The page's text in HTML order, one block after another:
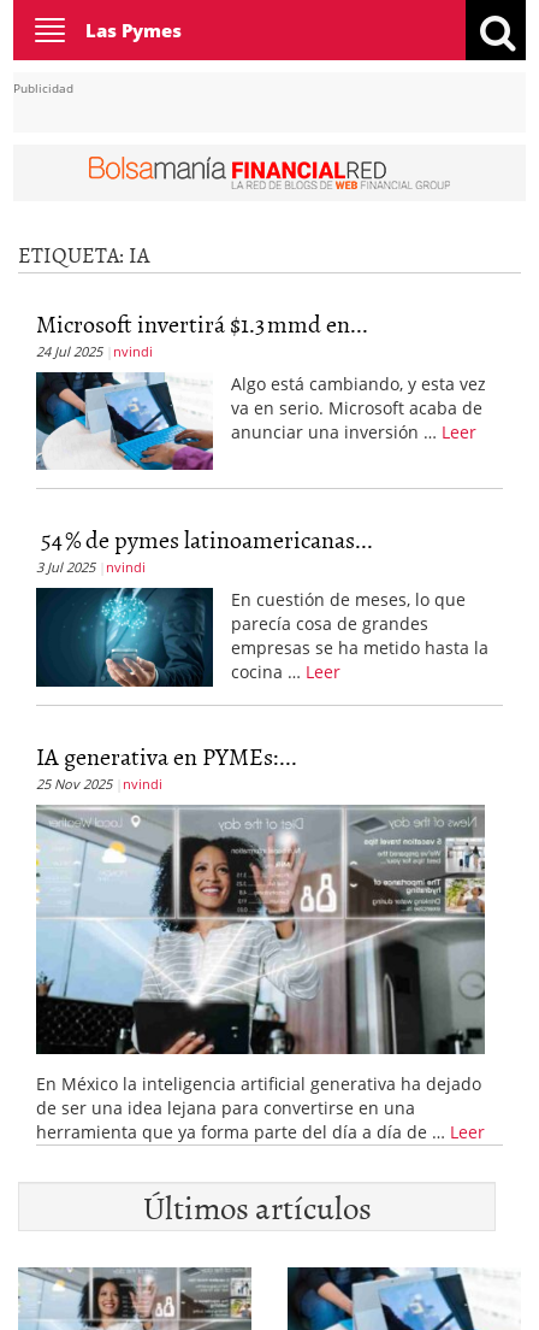
Toggle
navigation
Las Pymes
Publicidad
ETIQUETA: IA
Microsoft invertirá $1.3 mmd en...
24 Jul 2025 nvindi
Algo está cambiando, y esta vez
va en serio. Microsoft acaba de
anunciar una inversión … Leer
54 % de pymes latinoamericanas...
3 Jul 2025 nvindi
En cuestión de meses, lo que
parecía cosa de grandes
empresas se ha metido hasta la
cocina … Leer
IA generativa en PYMEs:...
25 Nov 2025 nvindi
En México la inteligencia artificial generativa ha dejado
de ser una idea lejana para convertirse en una
herramienta que ya forma parte del día a día de … Leer
Últimos artículos